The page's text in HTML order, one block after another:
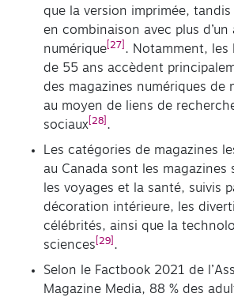
que la version imprimée,
en combinaison avec plus d’un
numérique [27] . Notamment, les
de 55 ans accèdent
des magazines numériques de
au moyen de liens de
sociaux [28] .
Les catégories de magazines
au Canada sont les magazines
les voyages et la santé, suivis
décoration intérieure, les
célébrités, ainsi que la
sciences [29] .
Selon le Factbook 2021 de
Magazine Media, 88 % des